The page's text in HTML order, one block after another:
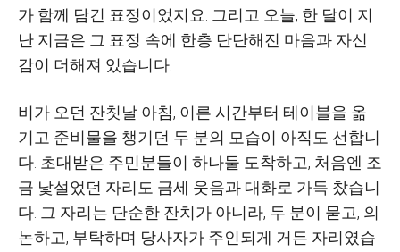
가 함께 담긴 표정이었지요
그리고 오늘, 한 달이 지
난 지금은 그 표정 속에 한층 단단해진 마음과 자신
감이 더해져 있습니다
비가 오던 잔칫날 아침, 이른 시간부터 테이블을 옮
기고 준비물을 챙기던 두 분의 모습이 아직도 선합니
다 초대받은 주민분들이 하나둘 도착하고, 처음엔 조
금 낯설었던 자리도 금세 웃음과 대화로 가득 찼습니
다 그 자리는 단순한 잔치가 아니라, 두 분이 묻고, 의
논하고, 부탁하며 당사자가 주인되게 거든 자리였습